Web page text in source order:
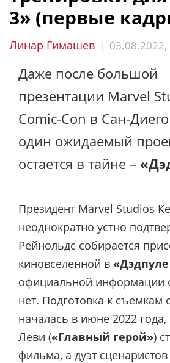
3» (первые
Линар Гимашев | 03.08.2022,
Даже после большой
презентации Marvel
Comic-Con в Сан-
один ожидаемый
остается в тайне –
Президент Marvel Studios
неоднократно устно
Рейнольдс собирается
киновселенной в
официальной информации
нет. Подготовка к съемкам
началась в июне 2022
Леви («Главный герой»)
фильма, а дуэт